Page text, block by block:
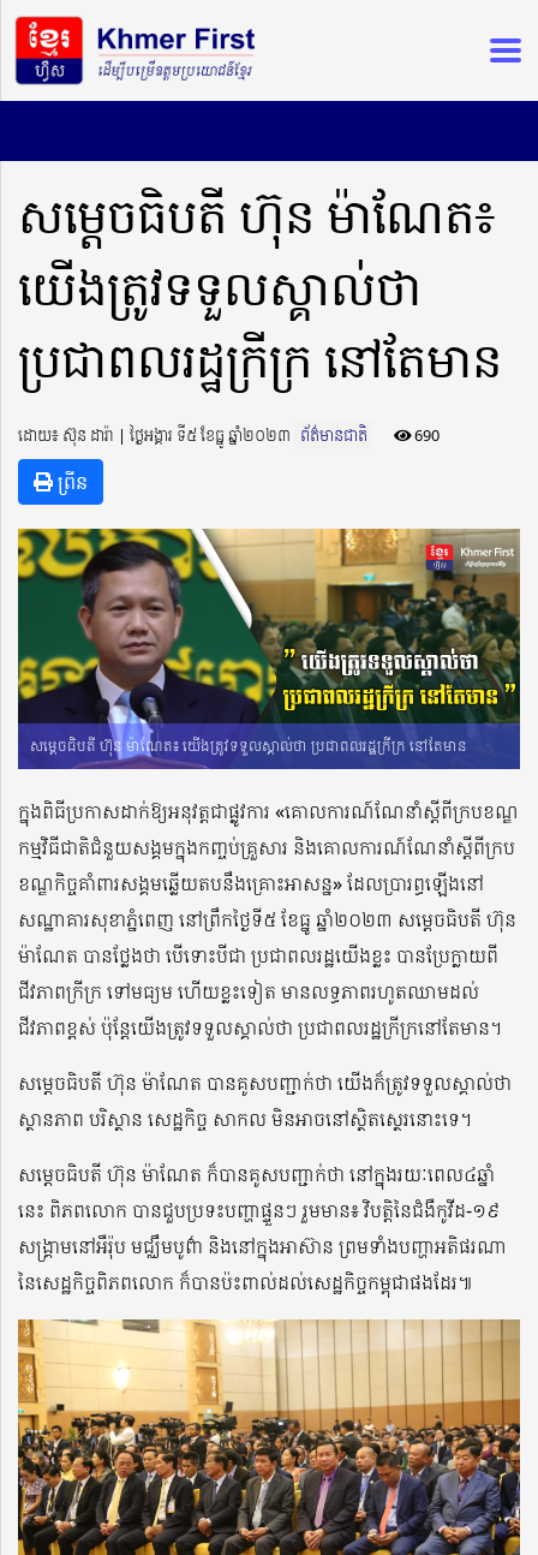
សម្តេចធិបតី ហ៊ុន ម៉ាណែត៖
យើងត្រូវទទួលស្គាល់ថា
ប្រជាពលរដ្ឋក្រីក្រ នៅតែមាន
ដោយ៖ ស៊ុន ដារ៉ា ​​ | ថ្ងៃអង្គារ ទី៥ ខែធ្នូ ឆ្នាំ២០២៣ ព័ត៌មានជាតិ 690
ព្រីន
សម្តេចធិបតី ហ៊ុន ម៉ាណែត៖ យើងត្រូវទទួលស្គាល់ថា ប្រជាពលរដ្ឋក្រីក្រ នៅតែមាន
ក្នុងពិធីប្រកាសដាក់ឱ្យអនុវត្តជាផ្លូវការ «គោលការណ៍ណែនាំស្ដីពីក្របខណ្ឌ
កម្មវិធីជាតិជំនួយសង្គមក្នុងកញ្ចប់គ្រួសារ និងគោលការណ៍ណែនាំស្ដីពីក្រប
ខណ្ឌកិច្ចគាំពារសង្គមឆ្លើយតបនឹងគ្រោះអាសន្ន» ដែលប្រារព្ធឡើងនៅ
សណ្ឋាគារសុខាភ្នំពេញ នៅព្រឹកថ្ងៃទី៥ ខែធ្នូ ឆ្នាំ២០២៣ សម្តេចធិបតី ហ៊ុន
ម៉ាណែត បានថ្លែងថា បើទោះបីជា ប្រជាពលរដ្ឋយើងខ្លះ បានប្រែក្លាយពី
ជីវភាពក្រីក្រ ទៅមធ្យម ហើយខ្លះទៀត មានលទ្ធភាពរហូតឈាមដល់
ជីវភាពខ្ពស់ ប៉ុន្តែយើងត្រូវទទួលស្គាល់ថា ប្រជាពលរដ្ឋក្រីក្រនៅតែមាន។
សម្តេចធិបតី ហ៊ុន ម៉ាណែត បានគូសបញ្ជាក់ថា យើងក៏ត្រូវទទួលស្គាល់ថា
ស្ថានភាព បរិស្ថាន សេដ្ឋកិច្ច សាកល មិនអាចនៅស្ថិតស្ថេរនោះទេ។
សម្តេចធិបតី ហ៊ុន ម៉ាណែត ក៏បានគូសបញ្ជាក់ថា នៅក្នុងរយៈពេល៤ឆ្នាំ
នេះ ពិភពលោក បានជួបប្រទះបញ្ហាផ្ទួនៗ រួមមាន៖ វិបត្តិនៃជំងឺកូវីដ-១៩
សង្រ្គាមនៅអឺរ៉ុប មជ្ឈឹមបូព៌ា និងនៅក្នុងអាស៊ាន ព្រមទាំងបញ្ហាអតិផរណា
នៃសេដ្ឋកិច្ចពិភពលោក ក៏បានប៉ះពាល់ដល់សេដ្ឋកិច្ចកម្ពុជាផងដែរ៕